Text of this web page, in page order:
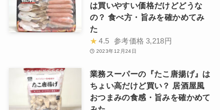
は買いやすい価格だけどどうな
の？ 食べ方・旨みを確かめてみ
た
★ 4.5 参考価格 3,218円
2023年12月24日
業務スーパーの『たこ唐揚げ』は
ちょい高だけど買い？ 居酒屋風
おつまみの食感・旨みを確かめて